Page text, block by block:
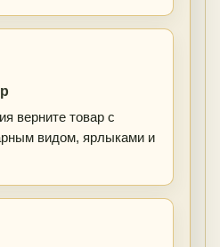
верните товар с
видом, ярлыками и